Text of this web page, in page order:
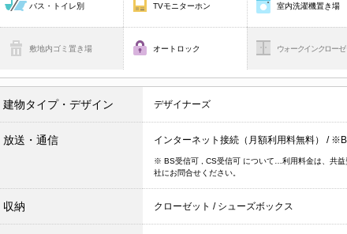
バス・トイレ別 TVモニターホン 室内洗濯機置き場
敷地内ゴミ置き場 オートロック ウォークインクローゼ
建物タイプ・デザイン デザイナーズ
放送・通信 インターネット接続（月額利用料無料） /
※ BS受信可 , CS受信可 について…利用料金は、共益
社にお問合せください。
収納 クローゼット / シューズボックス